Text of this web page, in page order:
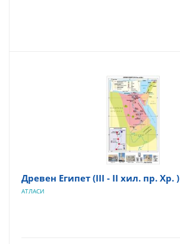
Древен Египет (ІІІ - ІІ хил. пр. Хр. )
АТЛАСИ